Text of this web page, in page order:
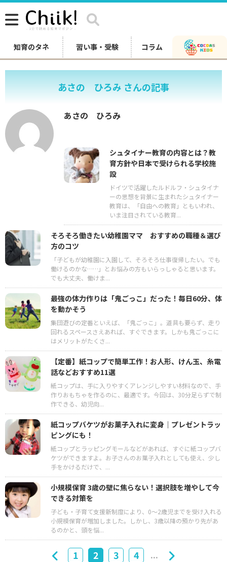
知育のタネ 習い事・受験 コラム
あさの ひろみ さんの記事
あさの ひろみ
シュタイナー教育の内容とは？教
育方針や日本で受けられる学校施
設
ドイツで活躍したルドルフ・シュタイナ
ーの思想を背景に生まれたシュタイナー
教育は、「自由への教育」ともいわれ、
いま注目されている教育...
そろそろ働きたい幼稚園ママ おすすめの職種＆選び
方のコツ
「子どもが幼稚園に入園して、そろそろ仕事復帰したい。でも
働けるのかな……」とお悩みの方もいらっしゃると思います。
でも大丈夫、働けま...
最強の体力作りは「鬼ごっこ」だった！毎日60分、体
を動かそう
集団遊びの定番といえば、「鬼ごっこ」。道具も要らず、走り
回れるスペースさえあれば、すぐできます。しかも鬼ごっこに
はメリットがたくさ...
【定番】紙コップで簡単工作！お人形、けん玉、糸電
話などおすすめ11選
紙コップは、手に入りやすくアレンジしやすい材料なので、手
作りおもちゃを作るのに、最適です。今回は、30分足らずで制
作できる、幼児向...
紙コップバケツがお菓子入れに変身｜プレゼントラッ
ピングにも！
紙コップとラッピングモールなどがあれば、すぐに紙コップバ
ケツができますよ。お子さんのお菓子入れとしても使え、少し
手をかけるだけで、...
小規模保育 3歳の壁に焦らない！選択肢を増やして今
できる対策を
子ども・子育て支援新制度により、0～2歳児までを受け入れる
小規模保育が増加しました。しかし、3歳以降の預かり先があ
るのかと、頭を悩...
1 2 3 4 ...